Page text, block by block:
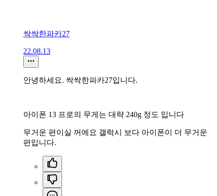
싹싹한파카27
22.08.13
안녕하세요. 싹싹한파카27입니다.
아이폰 13 프로의 무게는 대략 240g 정도 입니다
무거운 편이실 꺼에요 갤럭시 보다 아이폰이 더 무거운
편입니다.